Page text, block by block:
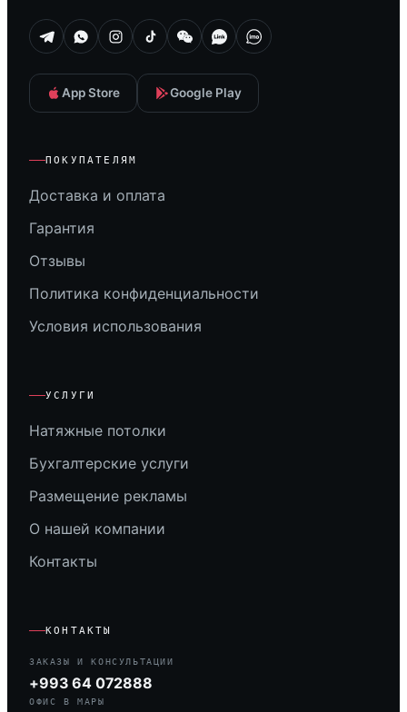
App Store Google Play
ПОКУПАТЕЛЯМ
Доставка и оплата
Гарантия
Отзывы
Политика конфиденциальности
Условия использования
УСЛУГИ
Натяжные потолки
Бухгалтерские услуги
Размещение рекламы
О нашей компании
Контакты
КОНТАКТЫ
ЗАКАЗЫ И КОНСУЛЬТАЦИИ
+993 64 072888
ОФИС В МАРЫ